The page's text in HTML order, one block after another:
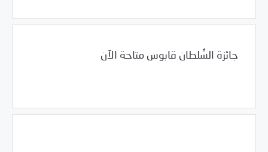
جائزة السُّلطان قابوس متاحة الآن